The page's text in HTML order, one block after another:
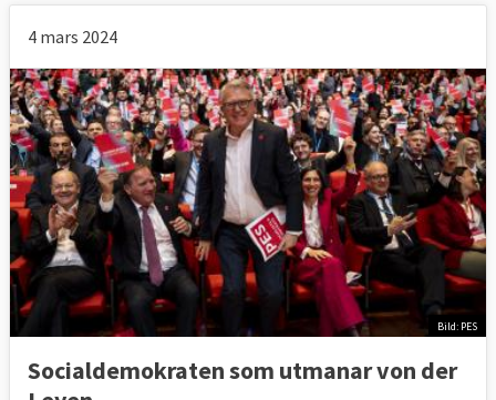
4 mars 2024
Bild: PES
Socialdemokraten som utmanar von der